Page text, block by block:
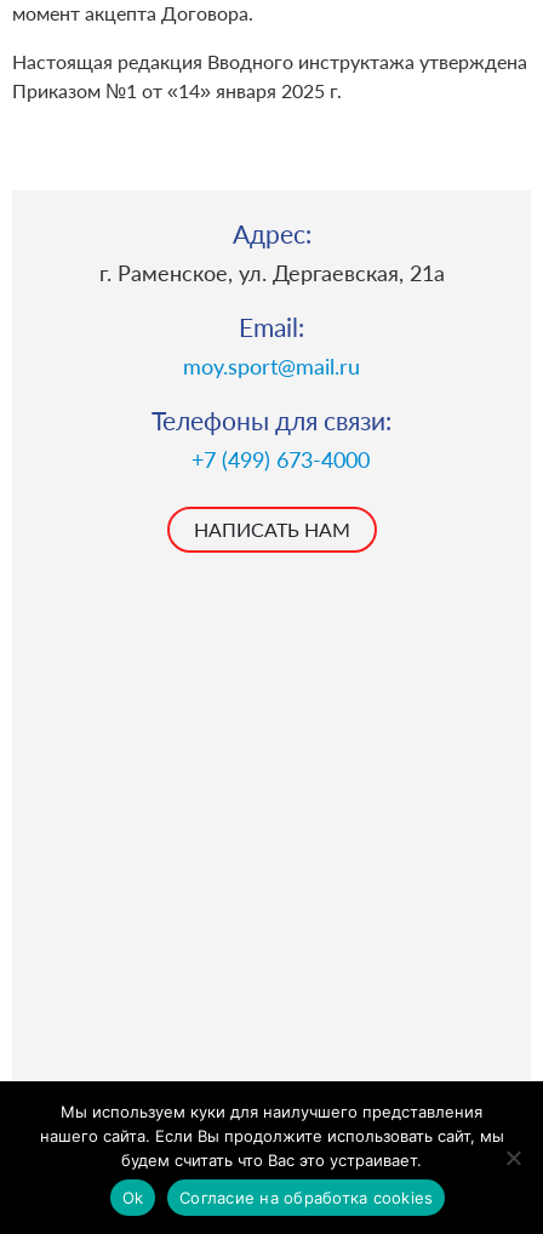
момент акцепта Договора.
Настоящая редакция Вводного инструктажа утверждена
Приказом №1 от «14» января 2025 г.
Адрес:
г. Раменское, ул. Дергаевская, 21a
Email:
moy.sport@mail.ru
Телефоны для связи:
+7 (499) 673-4000
НАПИСАТЬ НАМ
Мы используем куки для наилучшего представления
нашего сайта. Если Вы продолжите использовать сайт, мы
будем считать что Вас это устраивает.
Ok
Согласие на обработка cookies